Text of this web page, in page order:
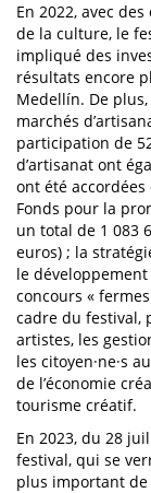
En 2022, avec
de la culture, le
impliqué des
résultats encore
Medellín. De
marchés
participation de
d’artisanat ont
ont été
Fonds pour la
un total de 1 083
euros) ; la
le
concours «
cadre du festival,
artistes, les
les citoyen·ne·s
de l’économie
tourisme créatif.
En 2023, du 28
festival, qui se
plus important